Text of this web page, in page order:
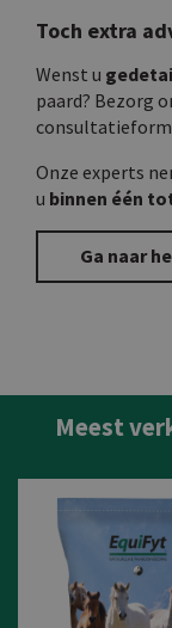
Toch extra
Wenst u
paard? Bezorg
Onze experts
u binnen één
Ga naar
Meest